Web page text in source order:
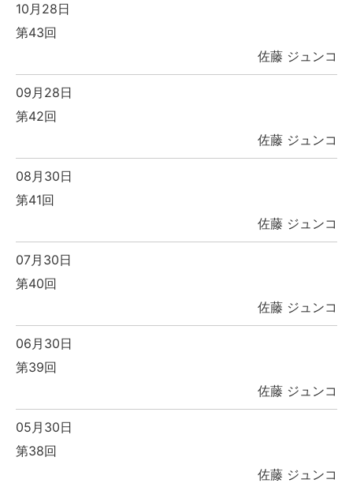
10月28日
第43回
佐藤 ジュンコ
09月28日
第42回
佐藤 ジュンコ
08月30日
第41回
佐藤 ジュンコ
07月30日
第40回
佐藤 ジュンコ
06月30日
第39回
佐藤 ジュンコ
05月30日
第38回
佐藤 ジュンコ